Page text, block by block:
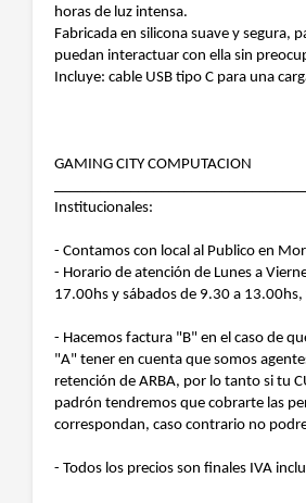
horas de luz intensa.
Fabricada en silicona suave y segura,
puedan interactuar con ella sin
Incluye: cable USB tipo C para una
GAMING CITY COMPUTACION
Institucionales:
- Contamos con local al Publico en
- Horario de atención de Lunes a
17.00hs y sábados de 9.30 a
- Hacemos factura "B" en el caso de
"A" tener en cuenta que somos
retención de ARBA, por lo tanto si tu
padrón tendremos que cobrarte las
correspondan, caso contrario no
- Todos los precios son finales IVA